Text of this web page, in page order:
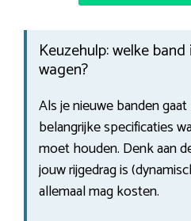
Keuzehulp: welke
wagen?
Als je nieuwe banden
belangrijke specificaties
moet houden. Denk aan
jouw rijgedrag is
allemaal mag kosten.